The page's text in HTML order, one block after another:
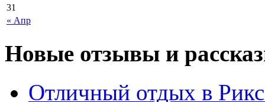
« Апр
31
Новые отзывы и
Отличный отдых в